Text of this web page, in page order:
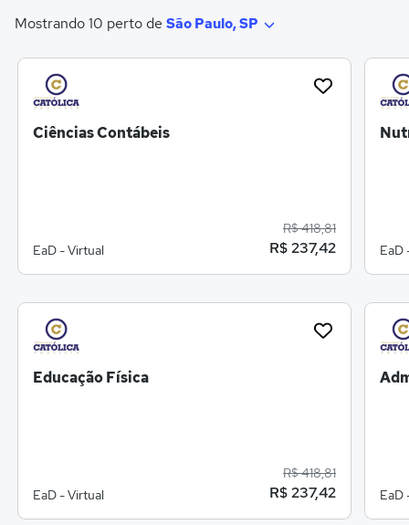
Mostrando 10 perto de São Paulo, SP
Ciências Contábeis
EaD - Virtual
R$ 418,81
R$ 237,42
Educação Física
EaD - Virtual
R$ 418,81
R$ 237,42
EaD
EaD